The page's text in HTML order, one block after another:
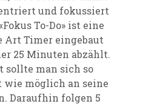
und fokussiert
To-Do» ist eine
Art Timer eingebaut
25 Minuten abzählt.
sollte man sich so
möglich an seine
Daraufhin folgen 5